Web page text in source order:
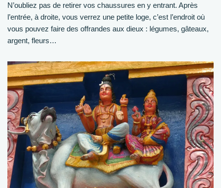
N’oubliez pas de retirer vos chaussures en y entrant. Après
l’entrée, à droite, vous verrez une petite loge, c’est l’endroit où
vous pouvez faire des offrandes aux dieux : légumes, gâteaux,
argent, fleurs…